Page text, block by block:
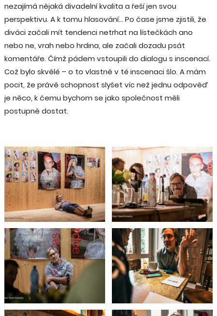
nezajímá nějaká divadelní kvalita a řeší jen svou
perspektivu. A k tomu hlasování... Po čase jsme zjistili, že
diváci začali mít tendenci netrhat na lístečkách ano
nebo ne, vrah nebo hrdina, ale začali dozadu psát
komentáře. Čímž pádem vstoupili do dialogu s inscenací.
Což bylo skvělé – o to vlastně v té inscenaci šlo. A mám
pocit, že právě schopnost slyšet víc než jednu odpověď
je něco, k čemu bychom se jako společnost měli
postupně dostat.